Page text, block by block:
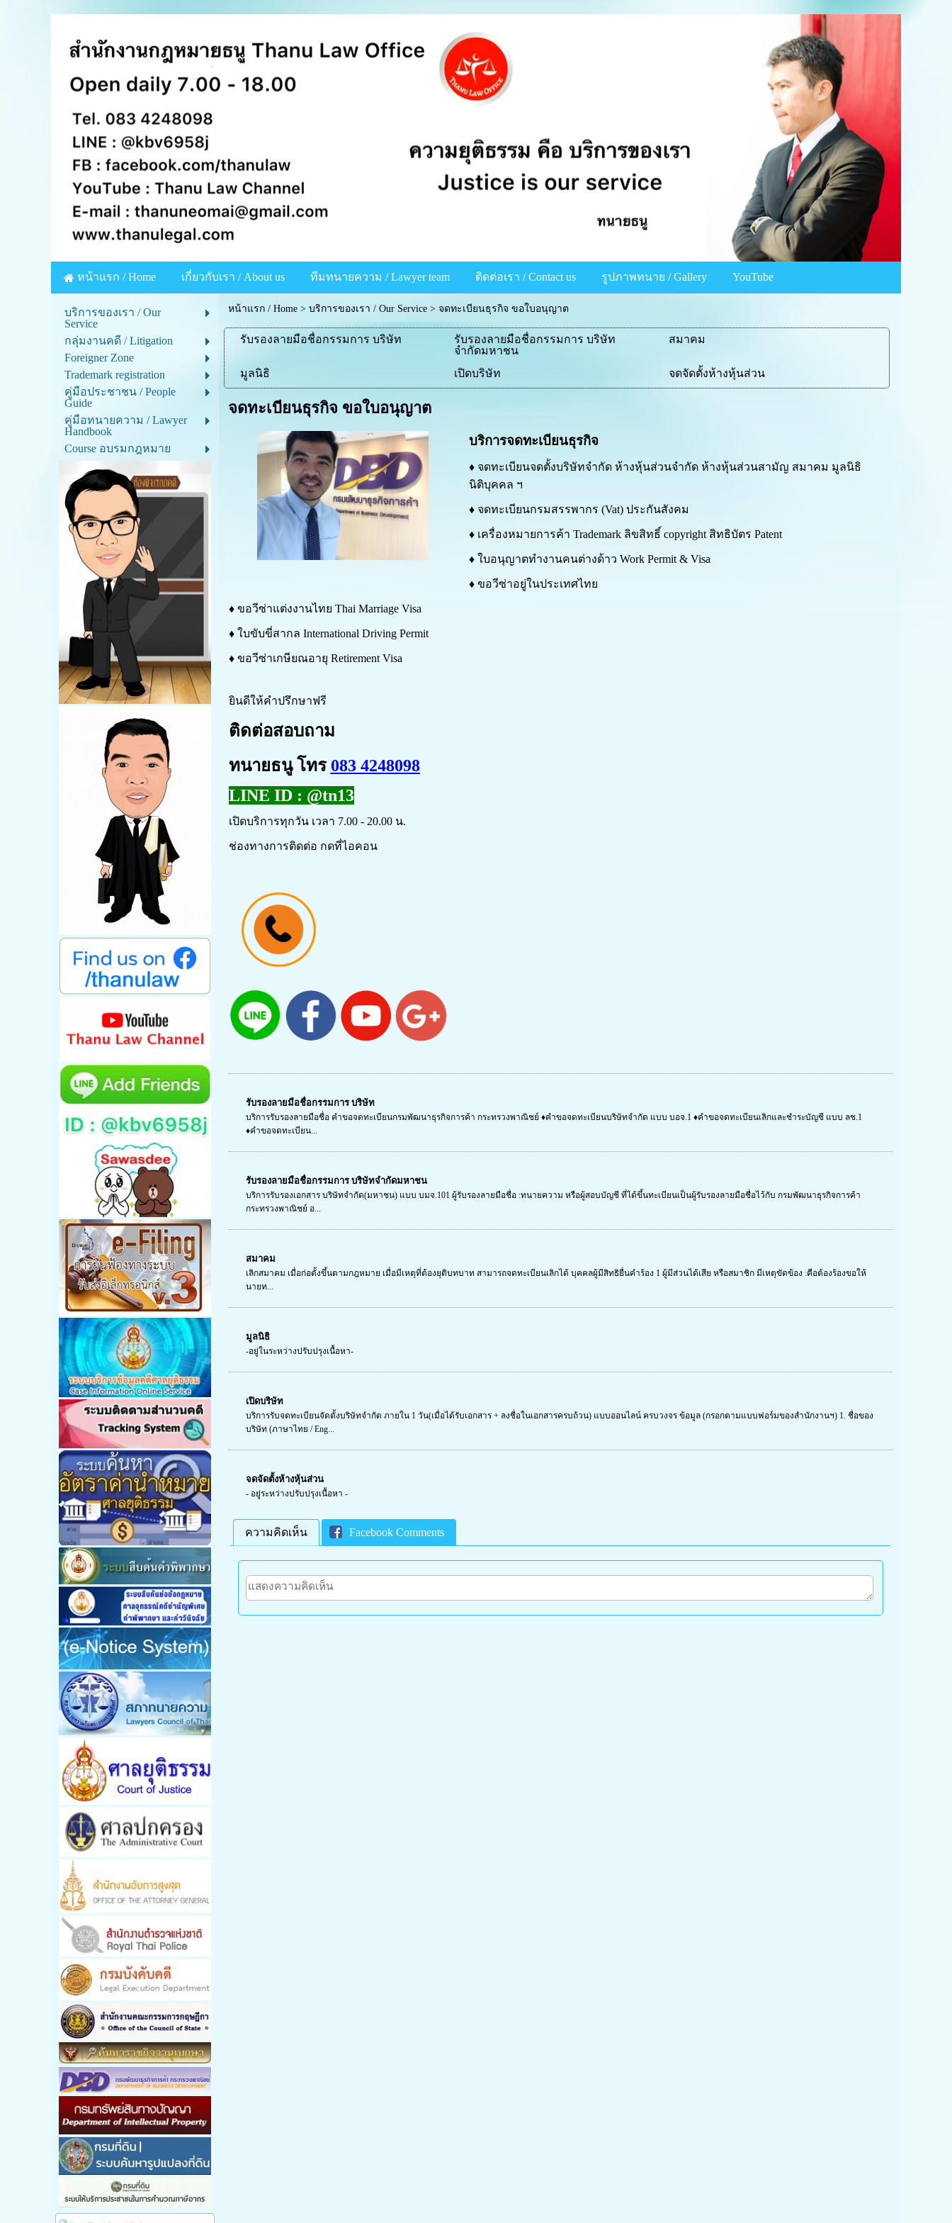
หน้าแรก / Home เกี่ยวกับเรา / About us ทีมทนายความ / Lawyer team ติดต่อเรา / Contact us รูปภาพทนาย / Gallery YouTube
บริการของเรา / Our
Service
กลุ่มงานคดี / Litigation
Foreigner Zone
Trademark registration
คู่มือประชาชน / People
Guide
คู่มือทนายความ / Lawyer
Handbook
Course อบรมกฎหมาย
หน้าแรก / Home> บริการของเรา / Our Service> จดทะเบียนธุรกิจ ขอใบอนุญาต
รับรองลายมือชื่อกรรมการ บริษัท
รับรองลายมือชื่อกรรมการ บริษัท
จำกัดมหาชน
สมาคม
มูลนิธิ เปิดบริษัท จดจัดตั้งห้างหุ้นส่วน
จดทะเบียนธุรกิจ ขอใบอนุญาต
บริการจดทะเบียนธุรกิจ
♦ จดทะเบียนจดตั้งบริษัทจำกัด ห้างหุ้นส่วนจำกัด ห้างหุ้นส่วนสามัญ สมาคม มูลนิธิ
นิติบุคคล ฯ
♦ จดทะเบียนกรมสรรพากร (Vat) ประกันสังคม
♦ เครื่องหมายการค้า Trademark ลิขสิทธิ์ copyright สิทธิบัตร Patent
♦ ใบอนุญาตทำงานคนต่างด้าว Work Permit & Visa
♦ ขอวีซ่าอยู่ในประเทศไทย
♦ ขอวีซ่าแต่งงานไทย Thai Marriage Visa
♦ ใบขับขี่สากล International Driving Permit
♦ ขอวีซ่าเกษียณอายุ Retirement Visa
ยินดีให้คำปรึกษาฟรี
ติดต่อสอบถาม
ทนายธนู โทร 083 4248098
LINE ID : @tn13
เปิดบริการทุกวัน เวลา 7.00 - 20.00 น.
ช่องทางการติดต่อ กดที่ไอคอน
รับรองลายมือชื่อกรรมการ บริษัท
บริการรับรองลายมือชื่อ คำขอจดทะเบียนกรมพัฒนาธุรกิจการค้า กระทรวงพาณิชย์ ♦คำขอจดทะเบียนบริษัทจำกัด แบบ บอจ.1 ♦คำขอจดทะเบียนเลิกและชำระบัญชี แบบ ลช.1
♦คำขอจดทะเบียน...
รับรองลายมือชื่อกรรมการ บริษัทจำกัดมหาชน
บริการรับรองเอกสาร บริษัทจำกัด(มหาชน) แบบ บมจ.101 ผู้รับรองลายมือชื่อ :ทนายความ หรือผู้สอบบัญชี ที่ได้ขึ้นทะเบียนเป็นผู้รับรองลายมือชื่อไว้กับ กรมพัฒนาธุรกิจการค้า
กระทรวงพาณิชย์ อ...
สมาคม
เลิกสมาคม เมื่อก่อตั้งขึ้นตามกฎหมาย เมื่อมีเหตุที่ต้องยุติบทบาท สามารถจดทะเบียนเลิกได้ บุคคลผู้มีสิทธิยื่นคำร้อง 1 ผู้มีส่วนได้เสีย หรือสมาชิก มีเหตุขัดข้อง :คือต้องร้องขอให้
นายท...
มูลนิธิ
-อยู่ในระหว่างปรับปรุงเนื้อหา-
เปิดบริษัท
บริการรับจดทะเบียนจัดตั้งบริษัทจำกัด ภายใน 1 วัน(เมื่อได้รับเอกสาร + ลงชื่อในเอกสารครบถ้วน) แบบออนไลน์ ครบวงจร ข้อมูล (กรอกตามแบบฟอร์มของสำนักงานฯ) 1. ชื่อของ
บริษัท (ภาษาไทย / Eng...
จดจัดตั้งห้างหุ้นส่วน
- อยู่ระหว่างปรับปรุงเนื้อหา -
ความคิดเห็น Facebook Comments